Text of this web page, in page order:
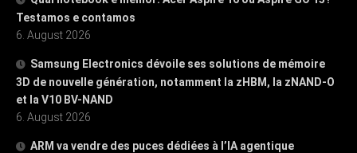
Testamos e contamos
6. August 2026
Samsung Electronics dévoile ses solutions de mémoire
3D de nouvelle génération, notamment la zHBM, la zNAND-O
et la V10 BV-NAND
6. August 2026
ARM va vendre des puces dédiées à l’IA agentique